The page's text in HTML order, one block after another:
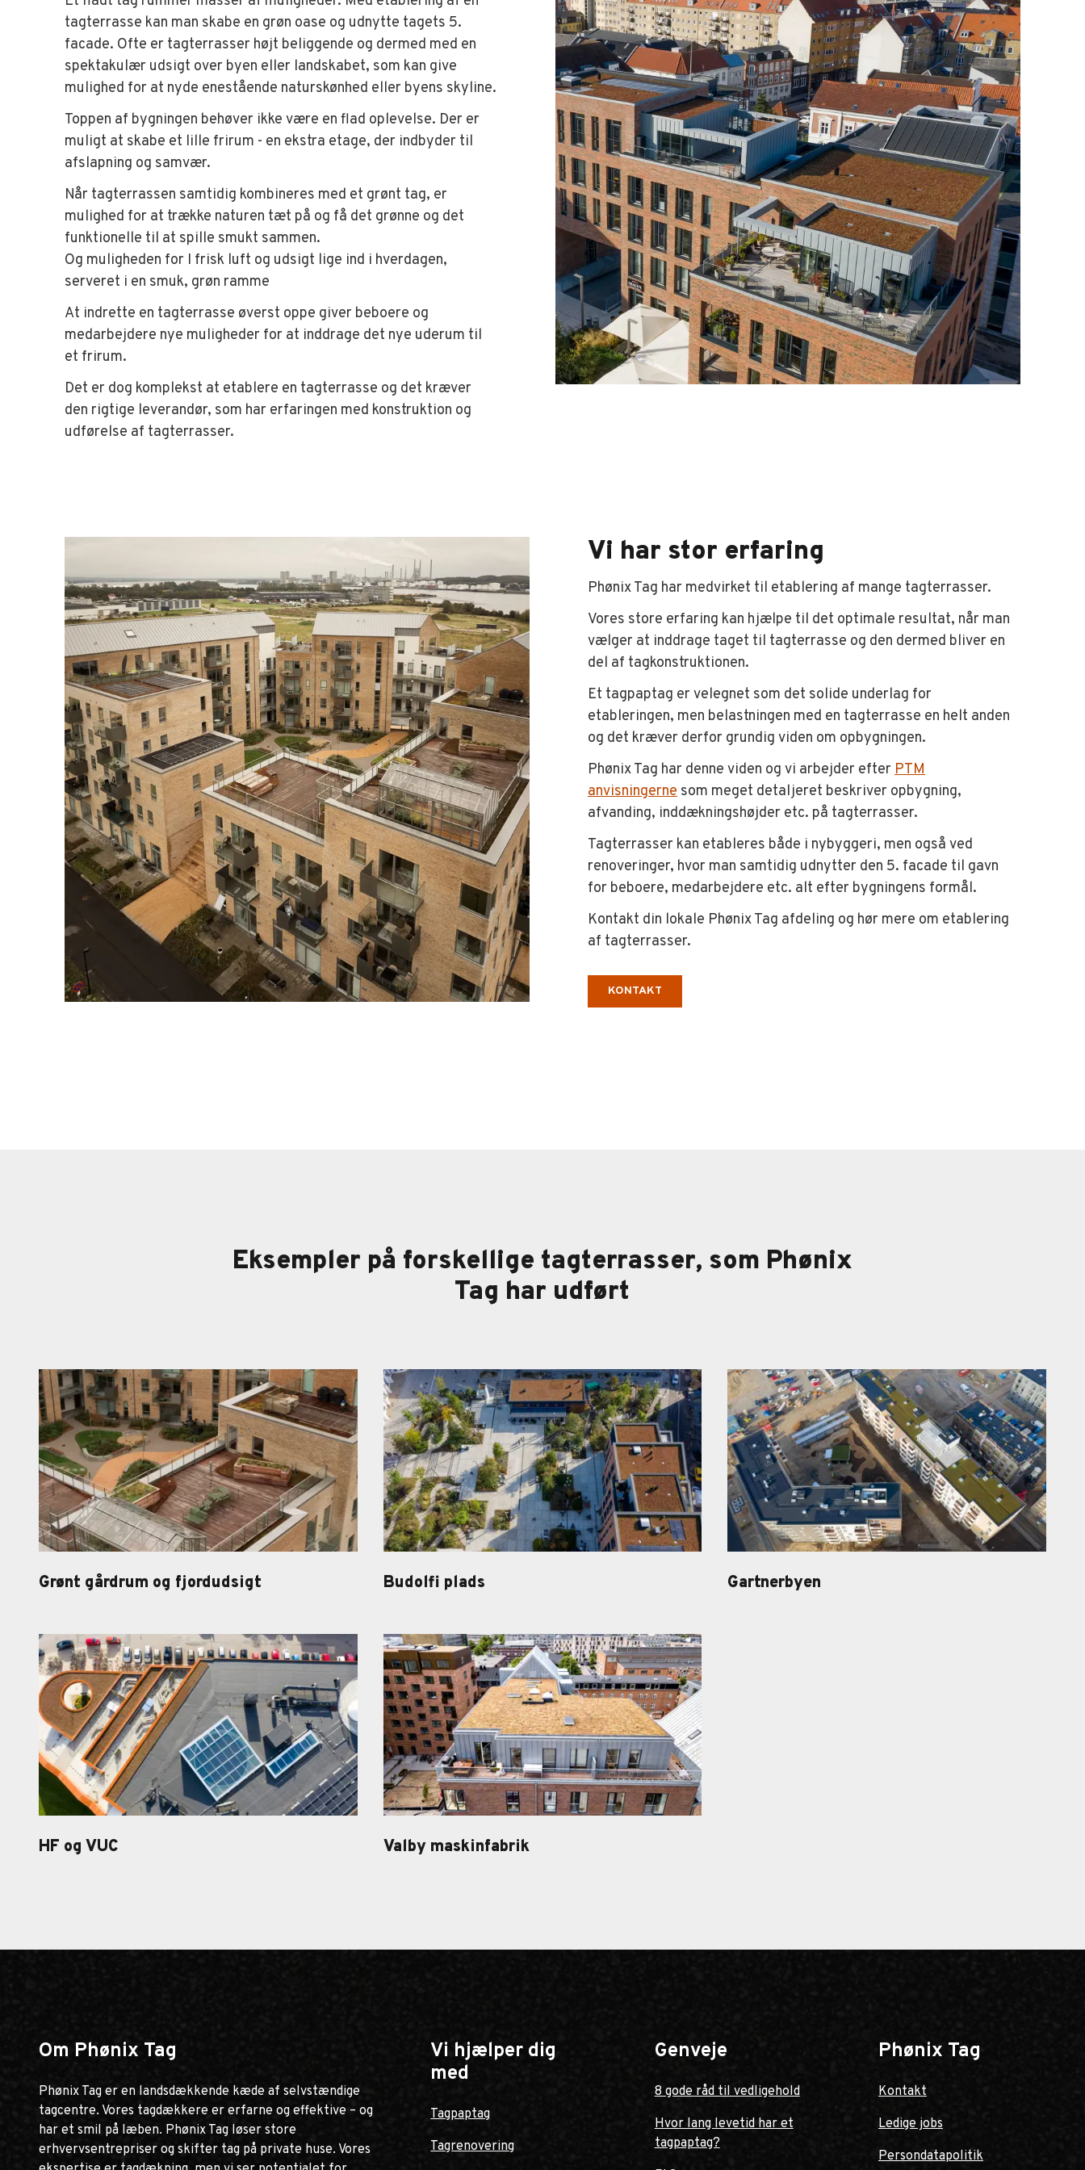
tagterrasse kan man skabe en grøn oase og udnytte tagets 5.
facade. Ofte er tagterrasser højt beliggende og dermed med en
spektakulær udsigt over byen eller landskabet, som kan give
mulighed for at nyde enestående naturskønhed eller byens skyline.
Toppen af bygningen behøver ikke være en flad oplevelse. Der er
muligt at skabe et lille frirum - en ekstra etage, der indbyder til
afslapning og samvær.
Når tagterrassen samtidig kombineres med et grønt tag, er
mulighed for at trække naturen tæt på og få det grønne og det
funktionelle til at spille smukt sammen.
Og muligheden for I frisk luft og udsigt lige ind i hverdagen,
serveret i en smuk, grøn ramme
At indrette en tagterrasse øverst oppe giver beboere og
medarbejdere nye muligheder for at inddrage det nye uderum til
et frirum.
Det er dog komplekst at etablere en tagterrasse og det kræver
den rigtige leverandør, som har erfaringen med konstruktion og
udførelse af tagterrasser.
Vi har stor erfaring
Phønix Tag har medvirket til etablering af mange tagterrasser.
Vores store erfaring kan hjælpe til det optimale resultat, når man
vælger at inddrage taget til tagterrasse og den dermed bliver en
del af tagkonstruktionen.
Et tagpaptag er velegnet som det solide underlag for
etableringen, men belastningen med en tagterrasse en helt anden
og det kræver derfor grundig viden om opbygningen.
Phønix Tag har denne viden og vi arbejder efter PTM
anvisningerne som meget detaljeret beskriver opbygning,
afvanding, inddækningshøjder etc. på tagterrasser.
Tagterrasser kan etableres både i nybyggeri, men også ved
renoveringer, hvor man samtidig udnytter den 5. facade til gavn
for beboere, medarbejdere etc. alt efter bygningens formål.
Kontakt din lokale Phønix Tag afdeling og hør mere om etablering
af tagterrasser.
KONTAKT
Eksempler på forskellige tagterrasser, som Phønix
Tag har udført
Grønt gårdrum og fjordudsigt Budolfi plads Gartnerbyen
HF og VUC Valby maskinfabrik
Om Phønix Tag
Phønix Tag er en landsdækkende kæde af selvstændige
tagcentre. Vores tagdækkere er erfarne og effektive – og
har et smil på læben. Phønix Tag løser store
erhvervsentrepriser og skifter tag på private huse. Vores
Vi hjælper dig
med
Tagpaptag
Tagrenovering
Genveje
8 gode råd til vedligehold
Hvor lang levetid har et
tagpaptag?
Phønix Tag
Kontakt
Ledige jobs
Persondatapolitik